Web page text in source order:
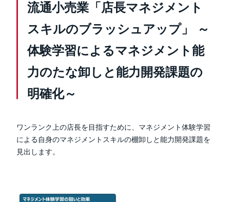
流通小売業「店長マネジメント
スキルのブラッシュアップ」 ～
体験学習によるマネジメント能
力のたな卸しと能力開発課題の
明確化～
ワンランク上の店長を目指すために、マネジメント体験学習
による自身のマネジメントスキルの棚卸しと能力開発課題を
見出します。